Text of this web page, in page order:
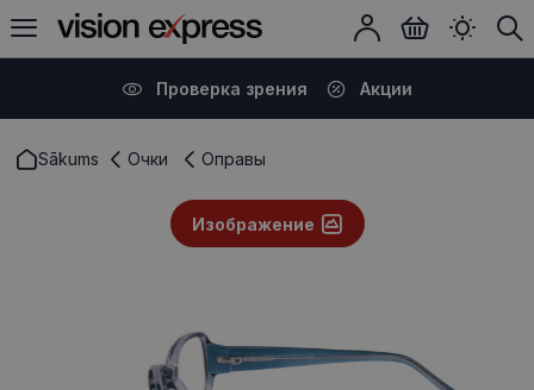
Проверка зрения Акции
Sākums Очки Оправы
Изображение